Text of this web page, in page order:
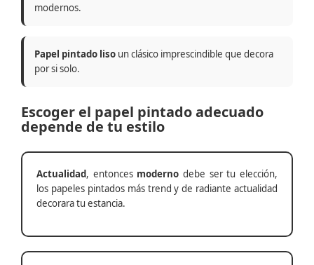
modernos.
Papel pintado liso un clásico imprescindible que decora
por si solo.
Escoger el papel pintado adecuado
depende de tu estilo
Actualidad, entonces moderno debe ser tu elección,
los papeles pintados más trend y de radiante actualidad
decorara tu estancia.